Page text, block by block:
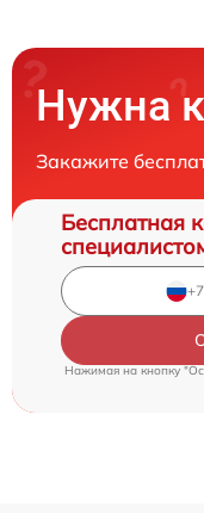
Нужна
Закажите
Бесплатная
Нажимая на кнопку